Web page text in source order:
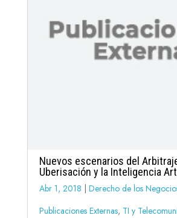
Nuevos escenarios del
Uberisación y la Inteligencia
Abr 1, 2018 Derecho de los
Publicaciones Externas, TI y